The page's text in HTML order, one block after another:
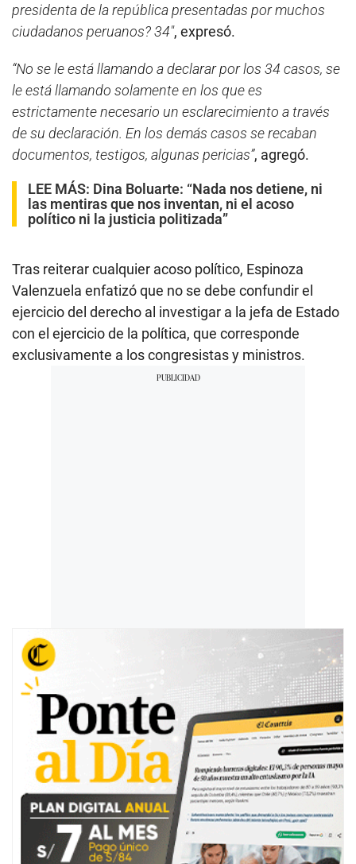
presidenta de la república presentadas por muchos
ciudadanos peruanos? 34″, expresó.
“No se le está llamando a declarar por los 34 casos, se
le está llamando solamente en los que es
estrictamente necesario un esclarecimiento a través
de su declaración. En los demás casos se recaban
documentos, testigos, algunas pericias”, agregó.
LEE MÁS: Dina Boluarte: “Nada nos detiene, ni
las mentiras que nos inventan, ni el acoso
político ni la justicia politizada”
Tras reiterar cualquier acoso político, Espinoza
Valenzuela enfatizó que no se debe confundir el
ejercicio del derecho al investigar a la jefa de Estado
con el ejercicio de la política, que corresponde
exclusivamente a los congresistas y ministros.